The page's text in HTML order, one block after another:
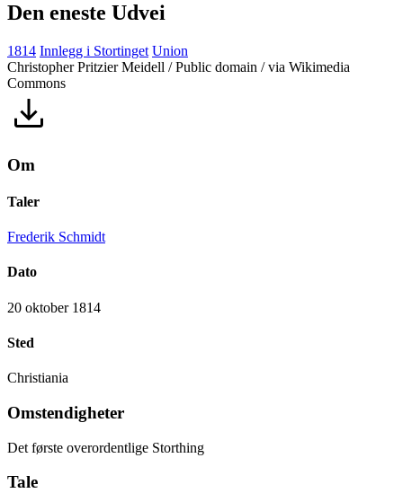
Den eneste Udvei
1814 Innlegg i Stortinget Union
Christopher Pritzier Meidell / Public domain / via Wikimedia
Commons
Om
Taler
Frederik Schmidt
Dato
20 oktober 1814
Sted
Christiania
Omstendigheter
Det første overordentlige Storthing
Tale